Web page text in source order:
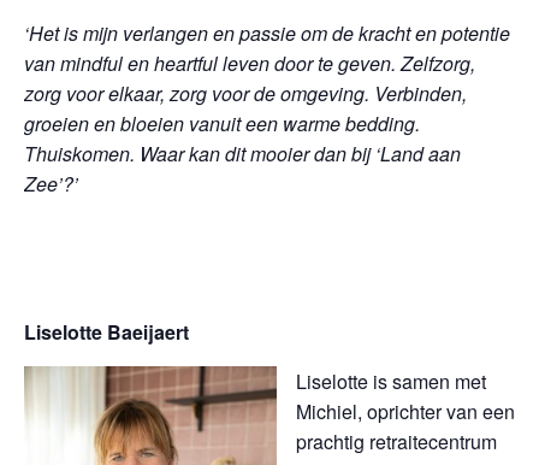
‘Het is mijn verlangen en passie om de kracht en potentie
van mindful en heartful leven door te geven. Zelfzorg,
zorg voor elkaar, zorg voor de omgeving. Verbinden,
groeien en bloeien vanuit een warme bedding.
Thuiskomen. Waar kan dit mooier dan bij ‘Land aan
Zee’?’
Liselotte Baeijaert
Liselotte is samen met
Michiel, oprichter van een
prachtig retraitecentrum